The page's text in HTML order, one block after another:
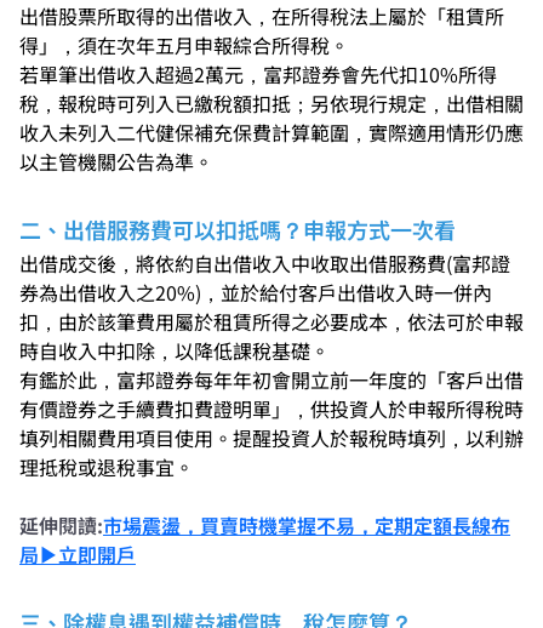
出借股票所取得的出借收入，在所得稅法上屬於「租賃所
得」，須在次年五月申報綜合所得稅。
若單筆出借收入超過2萬元，富邦證券會先代扣10%所得
稅，報稅時可列入已繳稅額扣抵；另依現行規定，出借相關
收入未列入二代健保補充保費計算範圍，實際適用情形仍應
以主管機關公告為準。
二、出借服務費可以扣抵嗎？申報方式一次看
出借成交後，將依約自出借收入中收取出借服務費(富邦證
券為出借收入之20%)，並於給付客戶出借收入時一併內
扣，由於該筆費用屬於租賃所得之必要成本，依法可於申報
時自收入中扣除，以降低課稅基礎。
有鑑於此，富邦證券每年年初會開立前一年度的「客戶出借
有價證券之手續費扣費證明單」，供投資人於申報所得稅時
填列相關費用項目使用。提醒投資人於報稅時填列，以利辦
理抵稅或退稅事宜。
延伸閱讀:市場震盪，買賣時機掌握不易，定期定額長線布
局▶立即開戶